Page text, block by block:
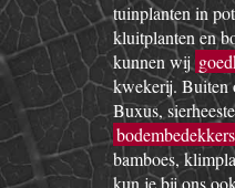
tuinplanten in
kluitplanten en
kunnen wij
kwekerij. Buiten
Buxus,
bodembedekkers
bamboes,